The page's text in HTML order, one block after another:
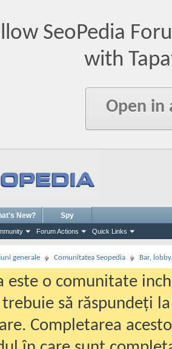
SeoPedia
with
Open in
Forum Actions Quick Links
New? Spy
generale Comunitatea Seopedia Bar,
este o comunitate
să răspundeți
Completarea